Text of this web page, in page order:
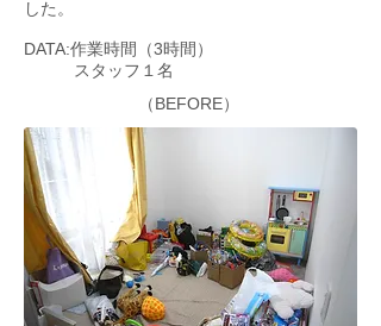
した。
DATA:作業時間（3時間）
スタッフ１名
（BEFORE）